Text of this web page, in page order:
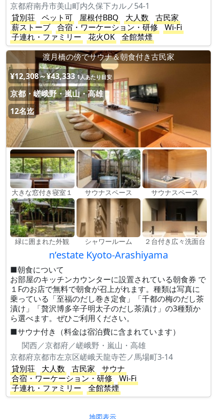
京都府南丹市美山町内久保下カルノ54-1
貸別荘
ペット可 屋根付BBQ 大人数
古民家
薪ストーブ
合宿・ワーケーション・研修
Wi-Fi
子連れ・ファミリー
花火OK
全館禁煙
渡月橋の傍でサウナ＆朝食付き古民家
¥12,308～¥43,333 1人あたり目安
京都・嵯峨野・嵐山・高雄
12名迄
大きな窓付き寝室１ サウナスペース サウナスペース
緑に囲まれた外観 シャワールーム ２台付き広々洗面台
n’estate Kyoto-Arashiyama
■朝食について
お部屋のキッチンカウンターに設置されている朝食券 で
１Fのお店で無料で朝食が召上がれます。種類は写真に
乗っている「至福のだし巻き定食」「千都の梅のだし茶
漬け」「贅沢博多辛子明太子のだし茶漬け」の3種類か
ら選べます。ぜひご利用ください。
■サウナ付き（料金は宿泊費に含まれています）
関西／京都府／嵯峨野・嵐山・高雄
京都府京都市左京区嵯峨天龍寺芒ノ馬場町3-14
貸別荘
大人数 古民家
サウナ
合宿・ワーケーション・研修
Wi-Fi
子連れ・ファミリー
全館禁煙
地図表示